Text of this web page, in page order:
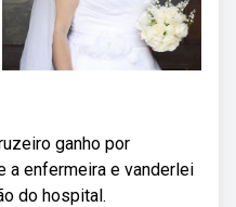
ganho por
a enfermeira e vanderlei
do hospital.